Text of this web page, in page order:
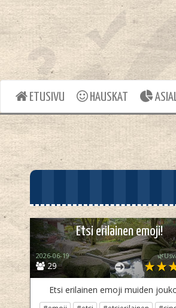
ETUSIVU HAUSKAT
Etsi erilainen emoji!
29
2026-06-19
Etsi erilainen emoji muiden